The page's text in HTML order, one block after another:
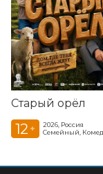
Старый орёл
12 +
2026, Россия
Семейный,